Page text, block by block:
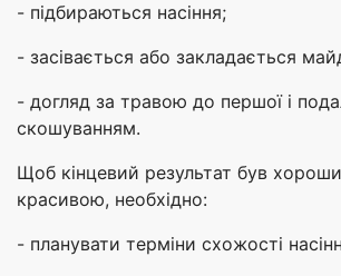
- підбираються насіння;
- засівається або закладається
- догляд за травою до першої і
скошуванням.
Щоб кінцевий результат був
красивою, необхідно:
- планувати терміни схожості